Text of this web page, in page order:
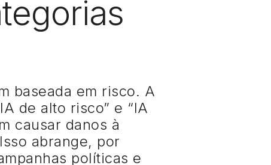
baseada em risco. A
de alto risco” e “IA
causar danos à
abrange, por
políticas e